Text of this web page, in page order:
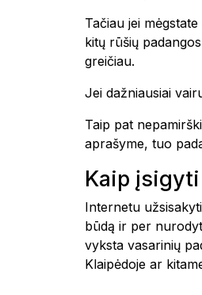
Tačiau jei
kitų rūšių
greičiau.
Jei dažniausiai
Taip pat
aprašyme, tuo
Kaip
Internetu
būdą ir per
vyksta vasarinių
Klaipėdoje ar